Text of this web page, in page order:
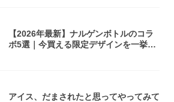
【2026年最新】ナルゲンボトルのコラ
ボ5選｜今買える限定デザインを一挙紹
アイス、だまされたと思ってやってみて